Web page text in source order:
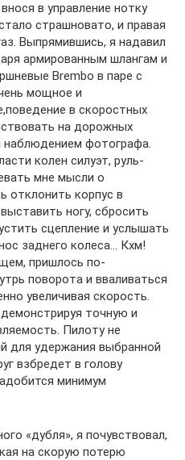
в управление нотку
страшновато, и правая
Выпрямившись, я надавил
армированным шлангам и
Brembo в паре с
мощное и
в скоростных
на дорожных
наблюдением фотографа.
колен силуэт, руль-
мне мысли о
отклонить корпус в
ногу, сбросить
сцепление и услышать
заднего колеса… Кхм!
пришлось по-
поворота и вваливаться
увеличивая скорость.
точную и
Пилоту не
для удержания выбранной
взбредет в голову
минимум
«дубля», я почувствовал,
на скорую потерю